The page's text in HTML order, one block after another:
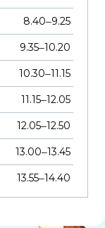
8.40–9.25
9.35–10.20
10.30–11.15
11.15–12.05
12.05–12.50
13.00–13.45
13.55–14.40